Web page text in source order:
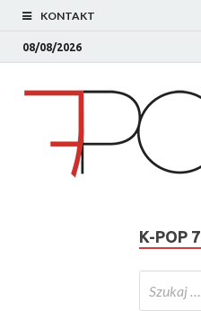
KONTAKT
08/08/2026
K-POP